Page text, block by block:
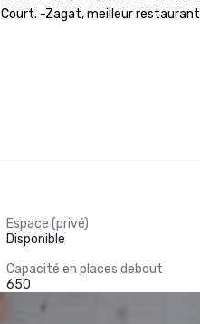
Court. -Zagat, meilleur restaurant
Espace (privé)
Disponible
Capacité en places debout
650